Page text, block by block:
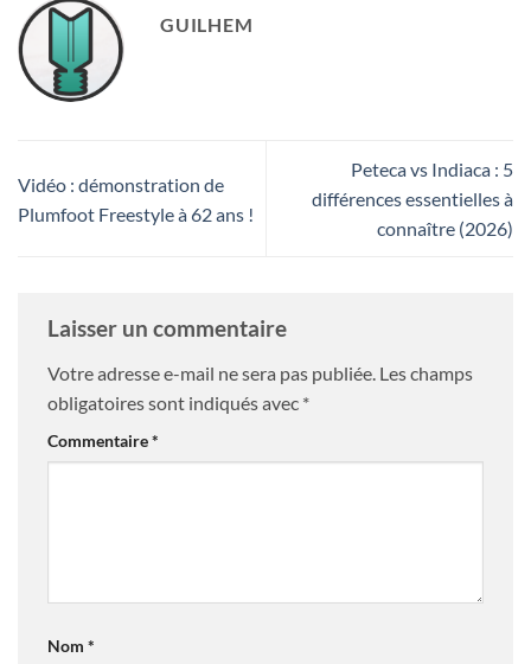
GUILHEM
Vidéo : démonstration de
Plumfoot Freestyle à 62 ans !
Peteca vs Indiaca : 5
différences essentielles à
connaître (2026)
Laisser un commentaire
Votre adresse e-mail ne sera pas publiée. Les champs
obligatoires sont indiqués avec *
Commentaire*
Nom *